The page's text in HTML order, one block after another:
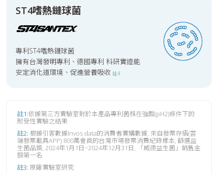
ST4嗜熱鏈球菌
專利ST4嗜熱鏈球菌
擁有台灣發明專利、德國專利 科研實證能
安定消化道環境、促進營養吸收 註4
註1:依據第三方實驗室對於本產品專利菌株在強酸(pH2)條件下的
耐受性實驗之結果
註2: 根據引客數據Invos data的消費者實購數據, 來自發票存摺(雲
端發票載具APP) 800萬會員的台灣市場發票消費紀錄樣本, 篩選益
生菌品類, 2024年1月1日~2024年12月31日, 「威德益生菌」銷售金
額第一名
註3: 原廠實驗室研究